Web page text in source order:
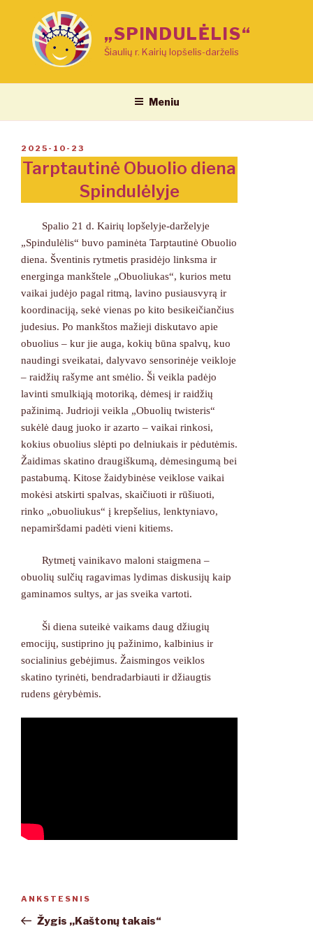
„SPINDULĖLIS“
Šiaulių r. Kairių lopšelis-darželis
Meniu
PASKELBTA
2025-10-23
Tarptautinė Obuolio diena
Spindulėlyje
Spalio 21 d. Kairių lopšelyje-darželyje
„Spindulėlis“ buvo paminėta Tarptautinė Obuolio
diena. Šventinis rytmetis prasidėjo linksma ir
energinga mankštele „Obuoliukas“, kurios metu
vaikai judėjo pagal ritmą, lavino pusiausvyrą ir
koordinaciją, sekė vienas po kito besikeičiančius
judesius. Po mankštos mažieji diskutavo apie
obuolius – kur jie auga, kokių būna spalvų, kuo
naudingi sveikatai, dalyvavo sensorinėje veikloje
– raidžių rašyme ant smėlio. Ši veikla padėjo
lavinti smulkiąją motoriką, dėmesį ir raidžių
pažinimą. Judrioji veikla „Obuolių twisteris“
sukėlė daug juoko ir azarto – vaikai rinkosi,
kokius obuolius slėpti po delniukais ir pėdutėmis.
Žaidimas skatino draugiškumą, dėmesingumą bei
pastabumą. Kitose žaidybinėse veiklose vaikai
mokėsi atskirti spalvas, skaičiuoti ir rūšiuoti,
rinko „obuoliukus“ į krepšelius, lenktyniavo,
nepamiršdami padėti vieni kitiems.
Rytmetį vainikavo maloni staigmena –
obuolių sulčių ragavimas lydimas diskusijų kaip
gaminamos sultys, ar jas sveika vartoti.
Ši diena suteikė vaikams daug džiugių
emocijų, sustiprino jų pažinimo, kalbinius ir
socialinius gebėjimus. Žaismingos veiklos
skatino tyrinėti, bendradarbiauti ir džiaugtis
rudens gėrybėmis.
Navigacija
tarp
įrašų
Ankstesnis
įrašas
ANKSTESNIS
Žygis ,,Kaštonų takais“